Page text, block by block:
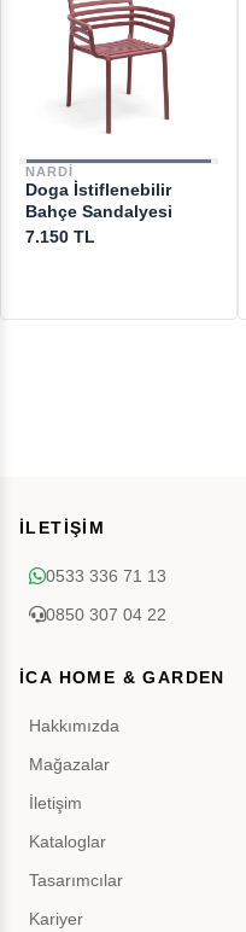
NARDI
Doga İstiflenebilir
Bahçe Sandalyesi
7.150 TL
İLETİŞİM
0533 336 71 13
0850 307 04 22
İCA HOME & GARDEN
Hakkımızda
Mağazalar
İletişim
Kataloglar
Tasarımcılar
Kariyer